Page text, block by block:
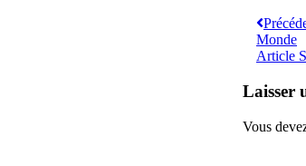
Monde
Article
Laisser
Vous